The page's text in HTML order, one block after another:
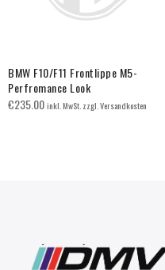
BMW F10/F11 Frontlippe M5-
Perfromance Look
€235.00inkl. MwSt. zzgl. Versandkosten